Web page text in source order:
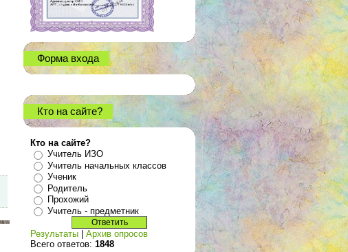
Форма входа
Кто на сайте?
Кто на сайте?
Учитель ИЗО
Учитель начальных классов
Ученик
Родитель
Прохожий
Учитель - предметник
Результаты
Архив опросов
Всего ответов: 1848